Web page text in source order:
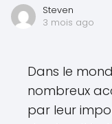
Steven
3 mois ago
Dans le
nombreux
par leur